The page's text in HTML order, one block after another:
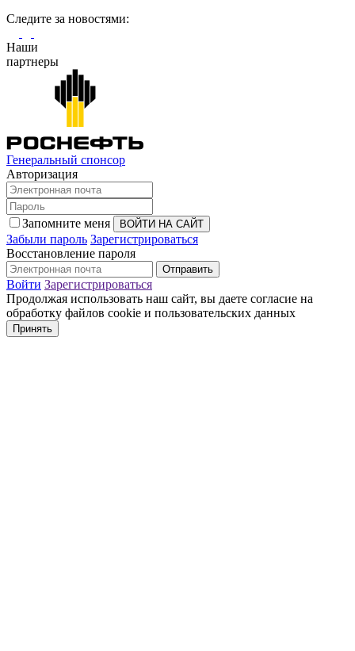
Cледите за новостями:
Наши
партнеры
Генеральный спонсор
Авторизация
Запомните меня
Забыли пароль Зарегистрироваться
Восстановление пароля
Войти Зарегистрироваться
Продолжая использовать наш сайт, вы даете согласие на
обработку файлов cookie и пользовательских данных
Принять